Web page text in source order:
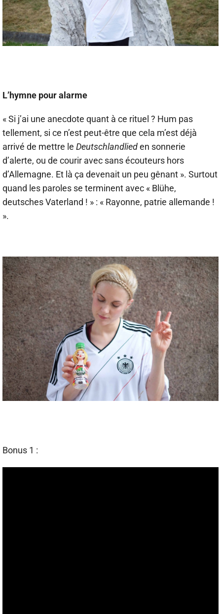
L’hymne pour alarme
« Si j’ai une anecdote quant à ce rituel ? Hum pas
tellement, si ce n’est peut-être que cela m’est déjà
arrivé de mettre le Deutschlandlieden sonnerie
d’alerte, ou de courir avec sans écouteurs hors
d’Allemagne. Et là ça devenait un peu gênant ». Surtout
quand les paroles se terminent avec « Blühe,
deutsches Vaterland ! » : « Rayonne, patrie allemande !
».
Bonus 1 :